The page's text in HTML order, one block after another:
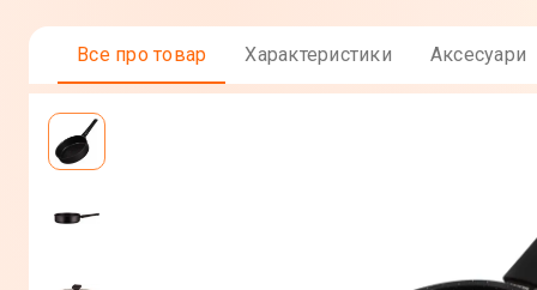
Все про товар Характеристики Аксесуари